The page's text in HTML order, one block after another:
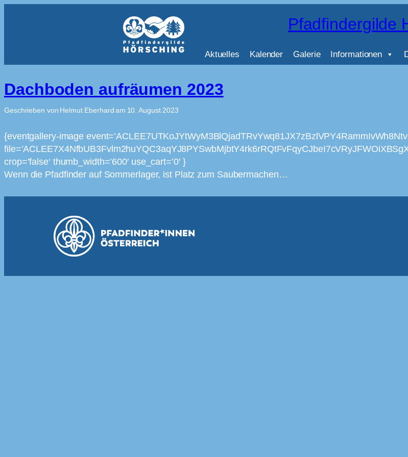
Pfadfindergilde
Aktuelles Kalender Galerie Informationen
Dachboden aufräumen 2023
Geschrieben von Helmut Eberhardam 10. August 2023
{eventgallery-image
crop=’false‘ thumb_width=’600′ use_cart=’0′ }
Wenn die Pfadfinder auf Sommerlager, ist Platz zum Saubermachen…